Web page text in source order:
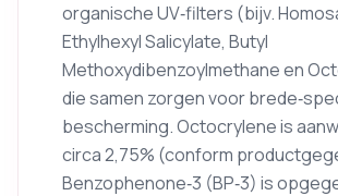
organische UV‑filters (bijv.
Ethylhexyl Salicylate, Butyl
Methoxydibenzoylmethane en
die samen zorgen voor
bescherming. Octocrylene is
circa 2,75% (conform
Benzophenone‑3 (BP‑3) is